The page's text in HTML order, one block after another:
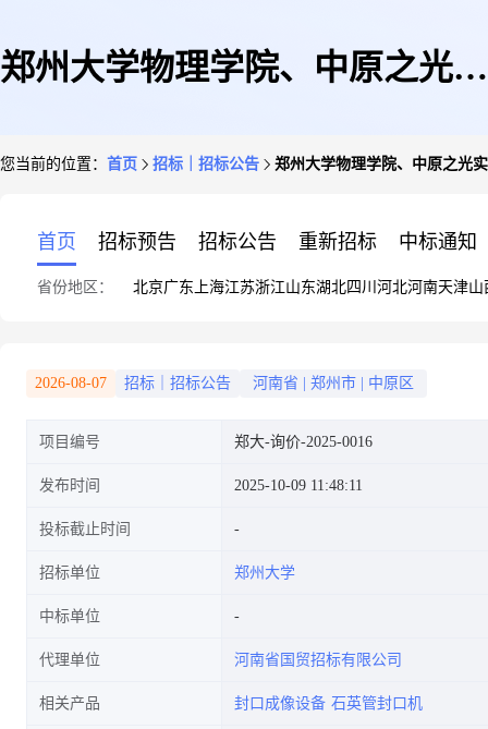
郑州大学物理学院、中原之光实
您当前的位置： 首页 招标｜招标公告 郑州大学物理学院、中原之光
首页 招标预告 招标公告 重新招标 中标通知
省份地区： 北京广东 上海江苏浙江山东湖北四川 河北河南天津山
2026-08-07 招标｜招标公告 河南省 郑州市 中原区
项目编号 郑大-询价-2025-0016
发布时间 2025-10-09 11:48:11
投标截止时间
招标单位 郑州大学
中标单位
代理单位 河南省国贸招标有限公司
相关产品 封口成像设备 石英管封口机